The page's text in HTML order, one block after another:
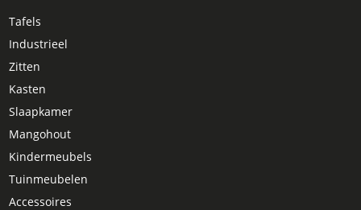
Tafels
Industrieel
Zitten
Kasten
Slaapkamer
Mangohout
Kindermeubels
Tuinmeubelen
Accessoires